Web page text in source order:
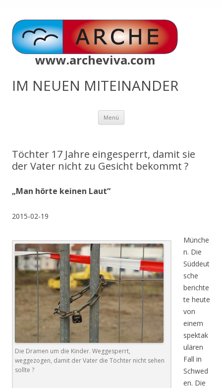
www.archeviva.com
IM NEUEN MITEINANDER
Menü Zum
springen
Töchter 17 Jahre eingesperrt, damit sie
der Vater nicht zu Gesicht bekommt ?
„Man hörte keinen Laut“
2015-02-19
Die Dramen um die Kinder. Weggesperrt,
weggezogen, damit der Vater die Töchter nicht sehen
sollte ?
Münche
n. Die
Süddeut
sche
berichte
te heute
von
einem
spektak
ulären
Fall in
Schwed
en. Die